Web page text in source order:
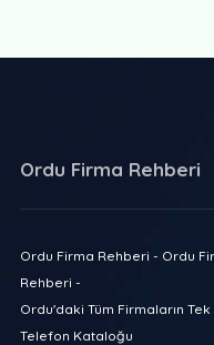
Ordu Firma Rehberi
Ordu Firma Rehberi - Ordu
Rehberi -
Ordu'daki Tüm Firmaların
Telefon Kataloğu